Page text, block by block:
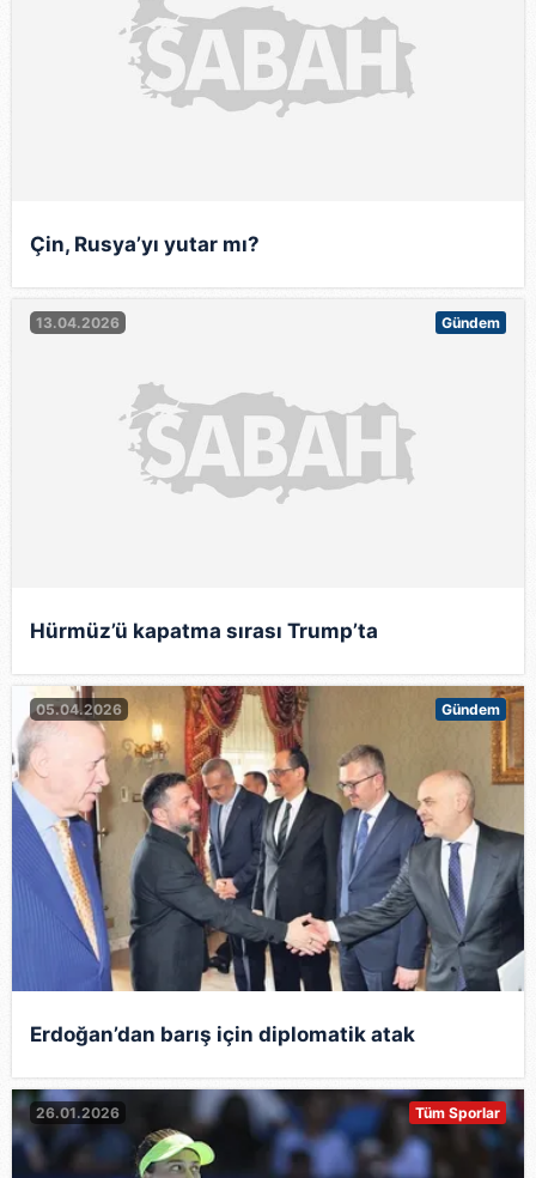
Çin, Rusya’yı yutar mı?
13.04.2026 Gündem
Hürmüz’ü kapatma sırası Trump’ta
05.04.2026 Gündem
Erdoğan’dan barış için diplomatik atak
26.01.2026 Tüm Sporlar